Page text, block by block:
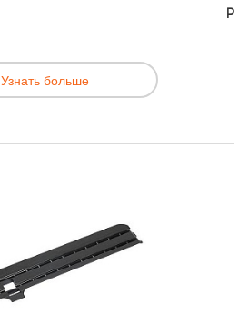
Р
Узнать больше